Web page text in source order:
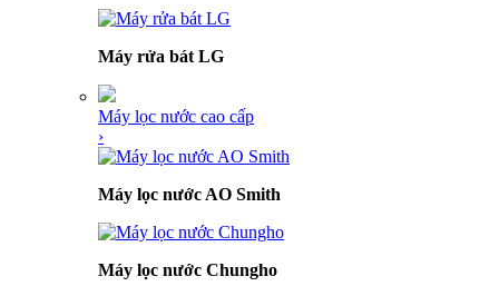
Máy rửa bát LG
Máy lọc nước cao cấp
›
Máy lọc nước AO Smith
Máy lọc nước Chungho